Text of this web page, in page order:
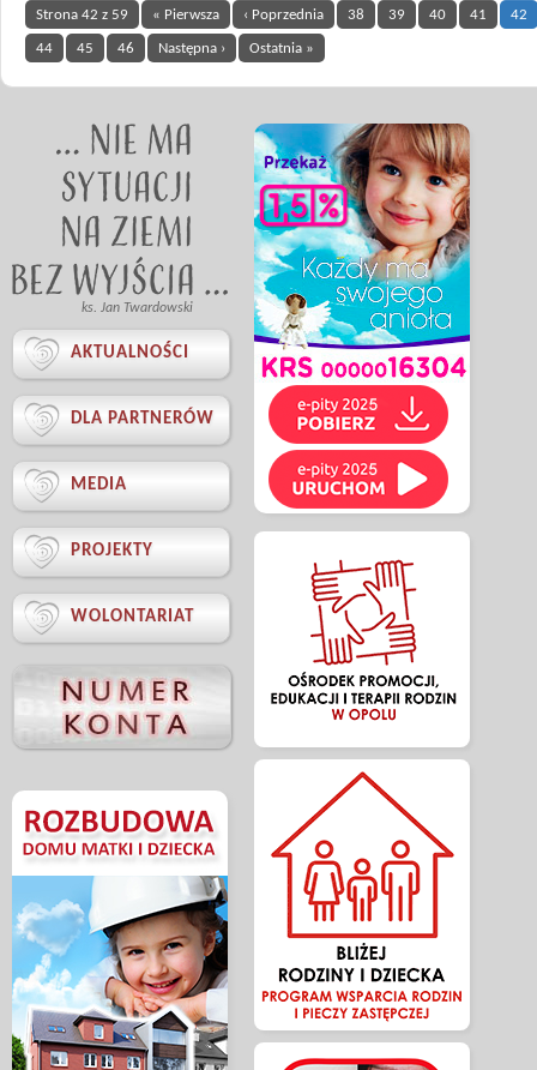
Strona 42 z 59 « Pierwsza ‹ Poprzednia 38 39 40 41 42
44 45 46 Następna › Ostatnia »
ks. Jan Twardowski
 AKTUALNOŚCI
 DLA PARTNERÓW
 MEDIA
 PROJEKTY
 WOLONTARIAT